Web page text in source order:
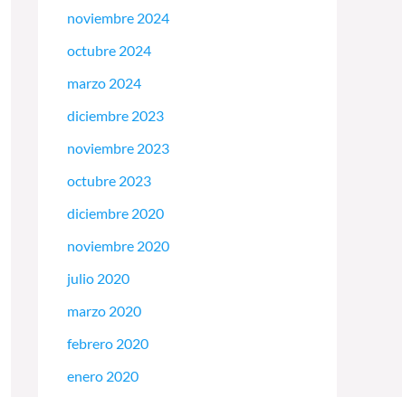
noviembre 2024
octubre 2024
marzo 2024
diciembre 2023
noviembre 2023
octubre 2023
diciembre 2020
noviembre 2020
julio 2020
marzo 2020
febrero 2020
enero 2020